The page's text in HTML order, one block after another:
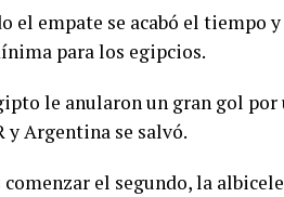
el empate se acabó el tiempo
para los egipcios.
le anularon un gran gol
y Argentina se salvó.
comenzar el segundo, la